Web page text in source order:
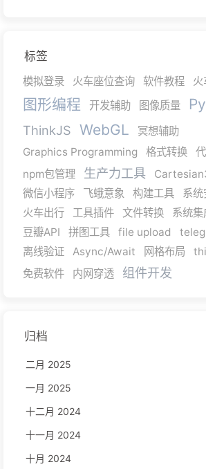
标签
模拟登录 火车座位查询 软件教程
图形编程 开发辅助 图像质量
ThinkJS WebGL
冥想辅助
Graphics Programming
格式转换
npm包管理
生产力工具
微信小程序
飞蛾意象 构建工具 系
火车出行
工具插件 文件转换 系统集
豆瓣API
拼图工具 file upload
离线验证
Async/Await 网格布局
免费软件
内网穿透 组件开发
归档
二月 2025
一月 2025
十二月 2024
十一月 2024
十月 2024